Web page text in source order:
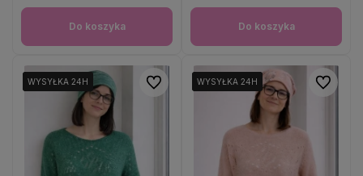
Do koszyka Do koszyka
WYSYŁKA 24H
WYSYŁKA 24H
WYSYŁKA 24H Do ulubionychWYSYŁKA 24H
WYSYŁKA 24H
WYSYŁKA 24H Do